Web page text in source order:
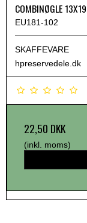
COMBINØGLE
EU181-102
SKAFFEVARE
hpreservedele.dk
22,50 DKK
(inkl. moms)